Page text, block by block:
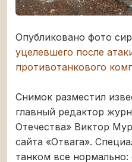
Опубликовано фото
уцелевшего после
противотанкового
Снимок разместил
главный редактор
Отечества» Виктор
сайта «Отвага».
танком все